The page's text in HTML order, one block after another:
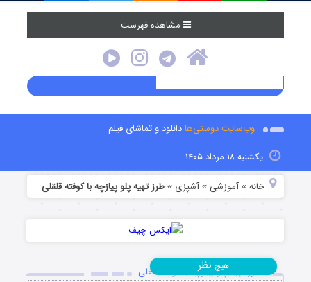
مشاهده فهرست
وب‌سایت دوستی‌هادانلود و تماشای فیلم
یکشنبه ۱۸ مرداد ۱۴۰۵
خانه »آموزشی »آشپزی »طرز تهیه پلو پیازچه با کوفته قلقلی
طرز تهیه پلو پیازچه با کوفته قلقلی
هیچ نظر